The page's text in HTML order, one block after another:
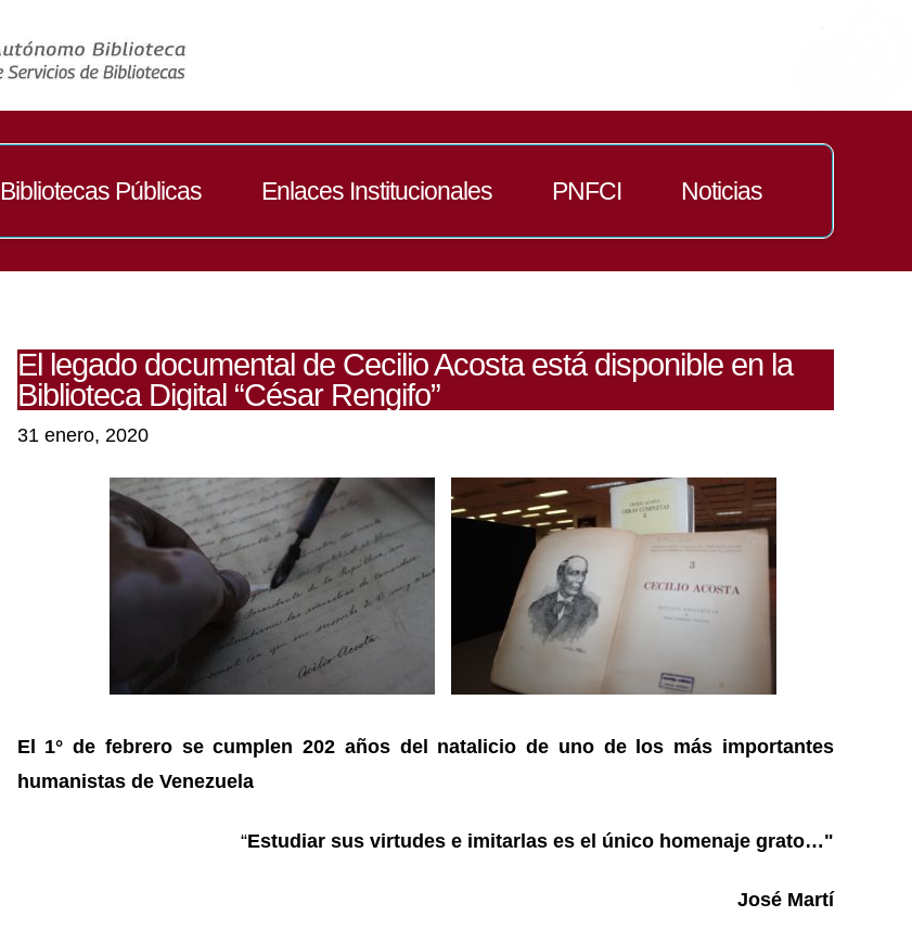
Bibliotecas Públicas Enlaces Institucionales PNFCI Noticias
El legado documental de Cecilio Acosta está disponible en la
Biblioteca Digital “César Rengifo”
31 enero, 2020
El 1° de febrero se cumplen 202 años del natalicio de uno de los más importantes
humanistas de Venezuela
“Estudiar sus virtudes e imitarlas es el único homenaje grato…"
José Martí